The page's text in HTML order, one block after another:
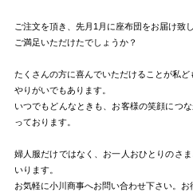
ご注文を頂き、先月1月に座布団をお届け致し
ご満足いただけたでしょうか？
たくさんの方に喜んでいただけることが私ど
やりがいでもあります。
いつでもどんなときも、お客様の笑顔につ
っております。
婦人服だけではなく、お一人おひとりのさ
いります。
お気軽に小川商事へお問い合わせ下さい。お